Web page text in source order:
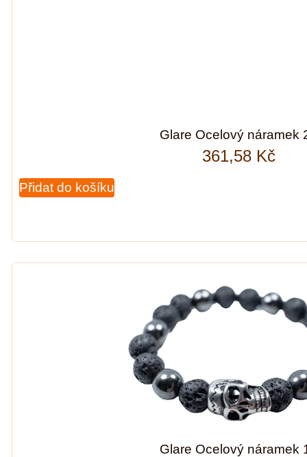
Glare Ocelový náramek
361,58 Kč
Přidat do košíku
Glare Ocelový náramek